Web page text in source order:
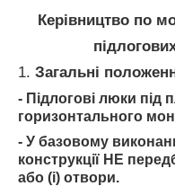
Керівництво по
1. Загальні
- Підлогові люки під
горизонтального
- У базовому
конструкції НЕ
або (і) отвори.